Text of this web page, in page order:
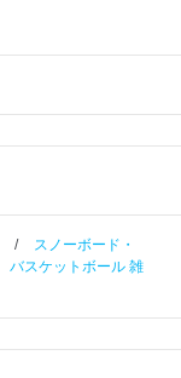
/
スノーボード・
バスケットボール 雑